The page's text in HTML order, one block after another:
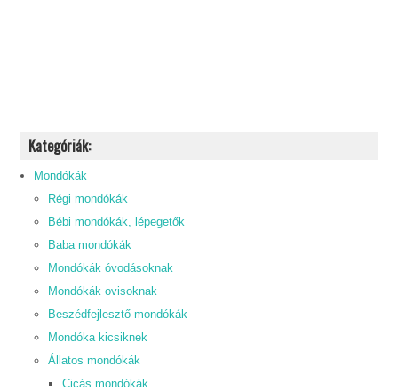
Kategóriák:
Mondókák
Régi mondókák
Bébi mondókák, lépegetők
Baba mondókák
Mondókák óvodásoknak
Mondókák ovisoknak
Beszédfejlesztő mondókák
Mondóka kicsiknek
Állatos mondókák
Cicás mondókák